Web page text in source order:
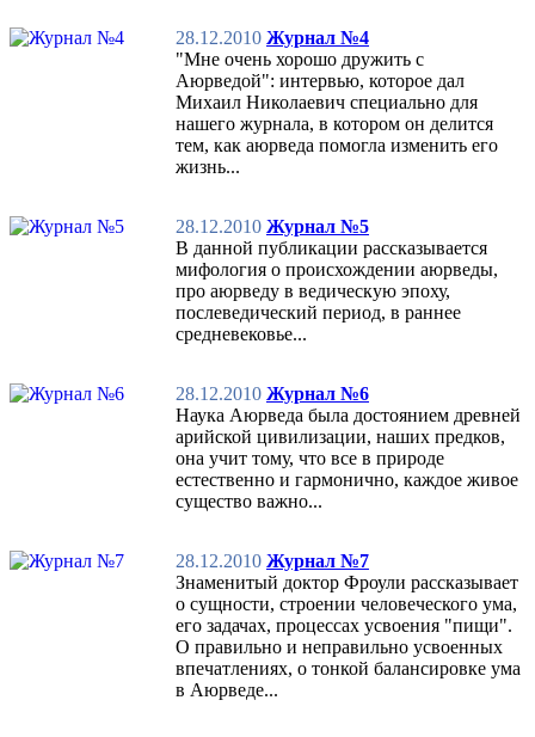
28.12.2010 Журнал №4
"Мне очень хорошо дружить с
Аюрведой": интервью, которое дал
Михаил Николаевич специально для
нашего журнала, в котором он делится
тем, как аюрведа помогла изменить его
жизнь...
28.12.2010 Журнал №5
В данной публикации рассказывается
мифология о происхождении аюрведы,
про аюрведу в ведическую эпоху,
послеведический период, в раннее
средневековье...
28.12.2010 Журнал №6
Наука Аюрведа была достоянием древней
арийской цивилизации, наших предков,
она учит тому, что все в природе
естественно и гармонично, каждое живое
существо важно...
28.12.2010 Журнал №7
Знаменитый доктор Фроули рассказывает
о сущности, строении человеческого ума,
его задачах, процессах усвоения "пищи".
О правильно и неправильно усвоенных
впечатлениях, о тонкой балансировке ума
в Аюрведе...